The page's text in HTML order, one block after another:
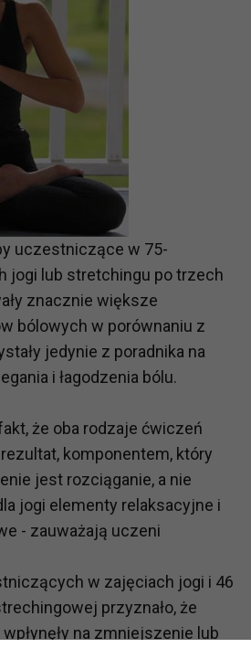
uczestniczące w 75-
jogi lub stretchingu po trzech
znacznie większe
bólowych w porównaniu z
jedynie z poradnika na
i łagodzenia bólu.
że oba rodzaje ćwiczeń
komponentem, który
jest rozciąganie, a nie
jogi elementy relaksacyjne i
- zauważają uczeni
w zajęciach jogi i 46
przyznało, że
na zmniejszenie lub